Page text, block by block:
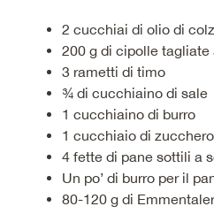
2 cucchiai di olio di
200 g di cipolle
3 rametti di timo
¾ di cucchiaino di sale
1 cucchiaino di burro
1 cucchiaio di
4 fette di pane sottili a
Un po’ di burro per il
80-120 g di